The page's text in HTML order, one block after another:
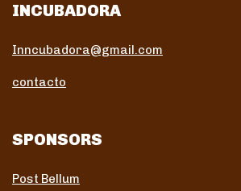
INCUBADORA
Inncubadora@gmail.com
contacto
SPONSORS
Post Bellum